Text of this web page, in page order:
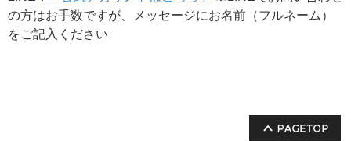
の方はお手数ですが、​メッセージにお名前（フルネーム）
をご記入ください